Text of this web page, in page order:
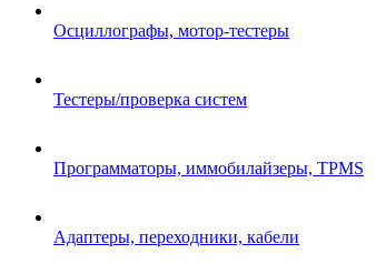
Осциллографы, мотор-тестеры
Тестеры/проверка систем
Программаторы, иммобилайзеры, TPMS
Адаптеры, переходники, кабели